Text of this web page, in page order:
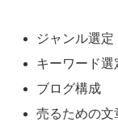
ジャンル選定
キーワード選
ブログ構成
売るための文